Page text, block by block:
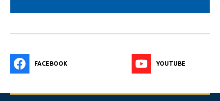
FACEBOOK YOUTUBE